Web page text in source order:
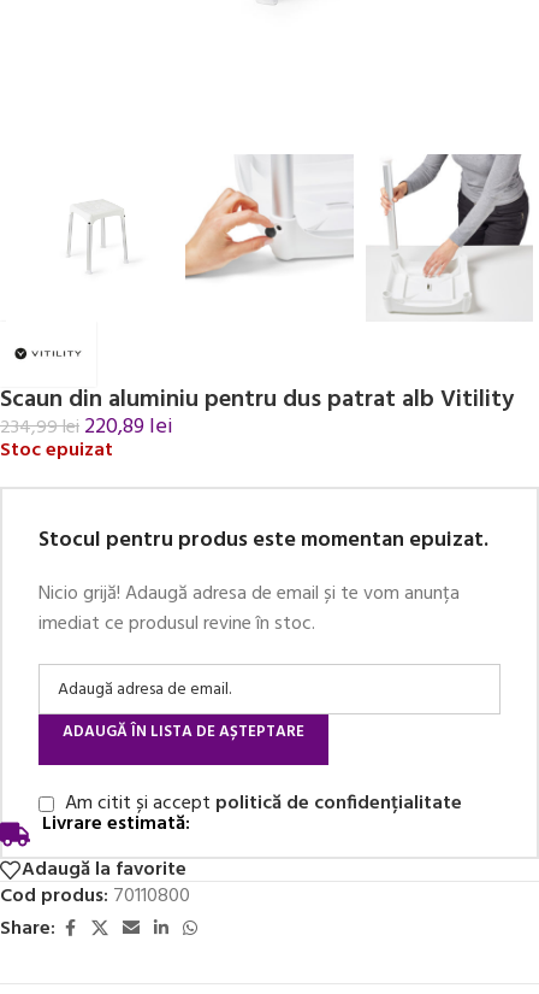
Scaun din aluminiu pentru dus patrat alb Vitility
234,99lei220,89lei
Stoc epuizat
Stocul pentru produs este momentan epuizat.
Nicio grijă! Adaugă adresa de email și te vom anunța
imediat ce produsul revine în stoc.
ADAUGĂ ÎN LISTA DE AȘTEPTARE
Am citit și accept politică de confidențialitate
Livrare estimată:
Adaugă la favorite
Cod produs: 70110800
Share: